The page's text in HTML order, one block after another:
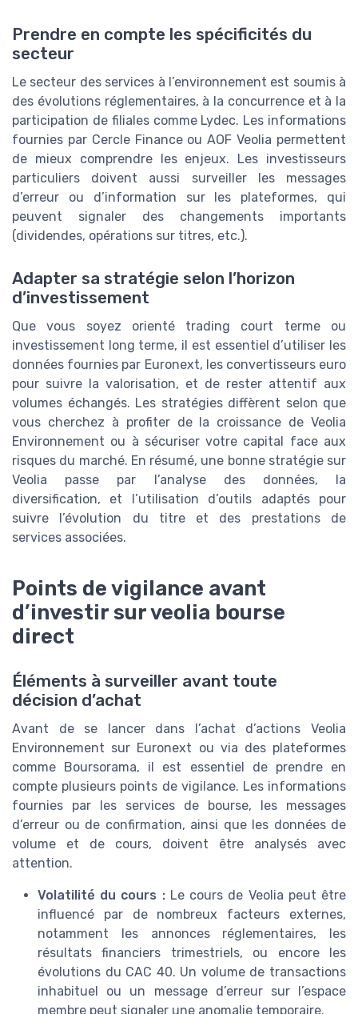
Prendre en compte les spécificités du
secteur
Le secteur des services à l’environnement est soumis à
des évolutions réglementaires, à la concurrence et à la
participation de filiales comme Lydec. Les informations
fournies par Cercle Finance ou AOF Veolia permettent
de mieux comprendre les enjeux. Les investisseurs
particuliers doivent aussi surveiller les messages
d’erreur ou d’information sur les plateformes, qui
peuvent signaler des changements importants
(dividendes, opérations sur titres, etc.).
Adapter sa stratégie selon l’horizon
d’investissement
Que vous soyez orienté trading court terme ou
investissement long terme, il est essentiel d’utiliser les
données fournies par Euronext, les convertisseurs euro
pour suivre la valorisation, et de rester attentif aux
volumes échangés. Les stratégies diffèrent selon que
vous cherchez à profiter de la croissance de Veolia
Environnement ou à sécuriser votre capital face aux
risques du marché. En résumé, une bonne stratégie sur
Veolia passe par l’analyse des données, la
diversification, et l’utilisation d’outils adaptés pour
suivre l’évolution du titre et des prestations de
services associées.
Points de vigilance avant
d’investir sur veolia bourse
direct
Éléments à surveiller avant toute
décision d’achat
Avant de se lancer dans l’achat d’actions Veolia
Environnement sur Euronext ou via des plateformes
comme Boursorama, il est essentiel de prendre en
compte plusieurs points de vigilance. Les informations
fournies par les services de bourse, les messages
d’erreur ou de confirmation, ainsi que les données de
volume et de cours, doivent être analysés avec
attention.
Volatilité du cours :Le cours de Veolia peut être
influencé par de nombreux facteurs externes,
notamment les annonces réglementaires, les
résultats financiers trimestriels, ou encore les
évolutions du CAC 40. Un volume de transactions
inhabituel ou un message d’erreur sur l’espace
membre peut signaler une anomalie temporaire.